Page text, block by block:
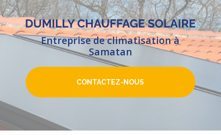
Entreprise de climatisation à
Samatan
CONTACTEZ-NOUS